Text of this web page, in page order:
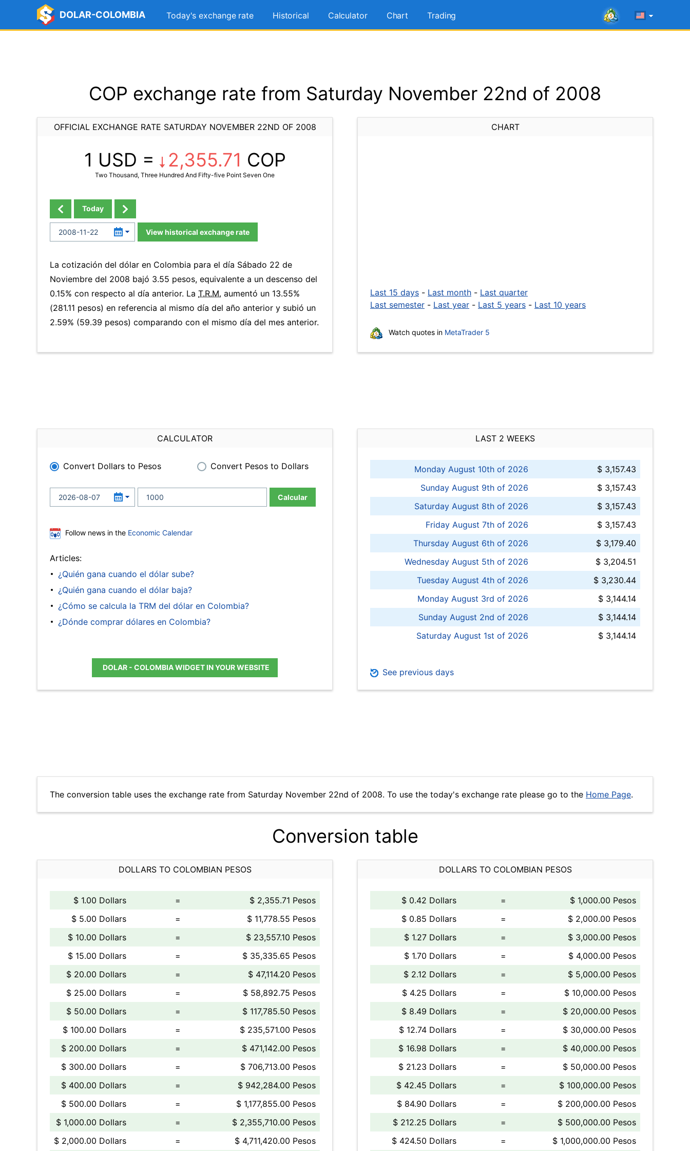
DOLAR-COLOMBIA Today's exchange rate Historical Calculator Chart Trading
COP exchange rate from Saturday November 22nd of 2008
OFFICIAL EXCHANGE RATE SATURDAY NOVEMBER 22ND OF 2008
1 USD = 2,355.71 COP
Two Thousand, Three Hundred And Fifty-five Point Seven One
Today
View historical exchange rate
La cotización del dólar en Colombia para el día Sábado 22 de
Noviembre del 2008 bajó 3.55 pesos, equivalente a un descenso del
0.15% con respecto al día anterior. La T.R.M. aumentó un 13.55%
(281.11 pesos) en referencia al mismo día del año anterior y subió un
2.59% (59.39 pesos) comparando con el mismo día del mes anterior.
CHART
Last 15 days - Last month - Last quarter
Last semester - Last year - Last 5 years - Last 10 years
Watch quotes in MetaTrader 5
CALCULATOR
Convert Dollars to Pesos Convert Pesos to Dollars
Calcular
Follow news in the Economic Calendar
Articles:
¿Quién gana cuando el dólar sube?
¿Quién gana cuando el dólar baja?
¿Cómo se calcula la TRM del dólar en Colombia?
¿Dónde comprar dólares en Colombia?
DOLAR - COLOMBIA WIDGET IN YOUR WEBSITE
LAST 2 WEEKS
Monday August 10th of 2026
$ 3,157.43
Sunday August 9th of 2026
$ 3,157.43
Saturday August 8th of 2026
$ 3,157.43
Friday August 7th of 2026
$ 3,157.43
Thursday August 6th of 2026
$ 3,179.40
Wednesday August 5th of 2026
$ 3,204.51
Tuesday August 4th of 2026
$ 3,230.44
Monday August 3rd of 2026
$ 3,144.14
Sunday August 2nd of 2026
$ 3,144.14
Saturday August 1st of 2026
$ 3,144.14
See previous days
The conversion table uses the exchange rate from Saturday November 22nd of 2008. To use the today's exchange rate please go to the Home Page.
Conversion table
DOLLARS TO COLOMBIAN PESOS
$ 1.00 Dollars =
$ 2,355.71 Pesos
$ 5.00 Dollars
=
$ 11,778.55 Pesos
$ 10.00 Dollars
=
$ 23,557.10 Pesos
$ 15.00 Dollars
=
$ 35,335.65 Pesos
$ 20.00 Dollars
=
$ 47,114.20 Pesos
$ 25.00 Dollars
=
$ 58,892.75 Pesos
$ 50.00 Dollars
=
$ 117,785.50 Pesos
$ 100.00 Dollars
=
$ 235,571.00 Pesos
$ 200.00 Dollars
=
$ 471,142.00 Pesos
$ 300.00 Dollars
=
$ 706,713.00 Pesos
$ 400.00 Dollars
=
$ 942,284.00 Pesos
$ 500.00 Dollars
=
$ 1,177,855.00 Pesos
$ 1,000.00 Dollars
=
$ 2,355,710.00 Pesos
$ 2,000.00 Dollars
= $ 4,711,420.00 Pesos
DOLLARS TO COLOMBIAN PESOS
$ 0.42 Dollars =
$ 1,000.00 Pesos
$ 0.85 Dollars
=
$ 2,000.00 Pesos
$ 1.27 Dollars
=
$ 3,000.00 Pesos
$ 1.70 Dollars
=
$ 4,000.00 Pesos
$ 2.12 Dollars
=
$ 5,000.00 Pesos
$ 4.25 Dollars
=
$ 10,000.00 Pesos
$ 8.49 Dollars
=
$ 20,000.00 Pesos
$ 12.74 Dollars
=
$ 30,000.00 Pesos
$ 16.98 Dollars
=
$ 40,000.00 Pesos
$ 21.23 Dollars
=
$ 50,000.00 Pesos
$ 42.45 Dollars
=
$ 100,000.00 Pesos
$ 84.90 Dollars
=
$ 200,000.00 Pesos
$ 212.25 Dollars
=
$ 500,000.00 Pesos
$ 424.50 Dollars
= $ 1,000,000.00 Pesos